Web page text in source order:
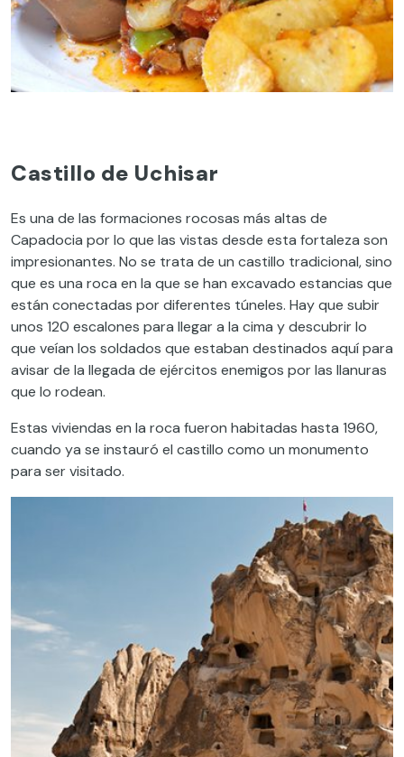
Castillo de Uchisar
Es una de las formaciones rocosas más altas de
Capadocia por lo que las vistas desde esta fortaleza son
impresionantes. No se trata de un castillo tradicional, sino
que es una roca en la que se han excavado estancias que
están conectadas por diferentes túneles. Hay que subir
unos 120 escalones para llegar a la cima y descubrir lo
que veían los soldados que estaban destinados aquí para
avisar de la llegada de ejércitos enemigos por las llanuras
que lo rodean.
Estas viviendas en la roca fueron habitadas hasta 1960,
cuando ya se instauró el castillo como un monumento
para ser visitado.